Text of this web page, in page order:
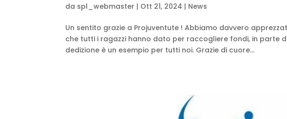
da spl_webmaster | Ott 21, 2024 | News
Un sentito grazie a Projuventute ! Abbiamo davvero
che tutti i ragazzi hanno dato per raccogliere fondi, in parte
dedizione è un esempio per tutti noi. Grazie di cuore...